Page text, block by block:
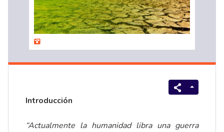
Introducción
“Actualmente la humanidad libra una guerra